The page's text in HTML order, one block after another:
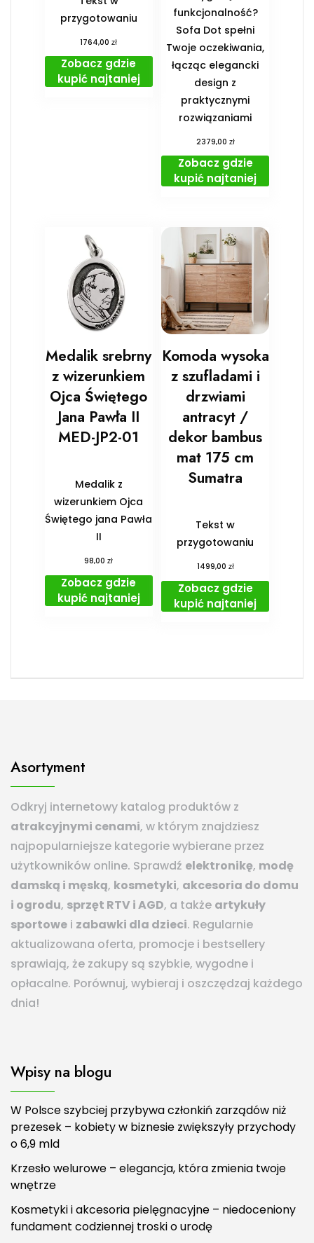
przygotowaniu
1764,00zł
Zobacz gdzie
kupić najtaniej
funkcjonalność?
Sofa Dot spełni
Twoje oczekiwania,
łącząc elegancki
design z
praktycznymi
rozwiązaniami
2379,00 zł
Zobacz gdzie
kupić najtaniej
Medalik srebrny
z wizerunkiem
Ojca Świętego
Jana Pawła II
MED-JP2-01
Medalik z
wizerunkiem Ojca
Świętego jana Pawła
II
98,00zł
Zobacz gdzie
kupić najtaniej
Komoda wysoka
z szufladami i
drzwiami
antracyt /
dekor bambus
mat 175 cm
Sumatra
Tekst w
przygotowaniu
1499,00 zł
Zobacz gdzie
kupić najtaniej
Asortyment
Odkryj internetowy katalog produktów z
atrakcyjnymi cenami, w którym znajdziesz
najpopularniejsze kategorie wybierane przez
użytkowników online. Sprawdź elektronikę, modę
damską i męską, kosmetyki, akcesoria do domu
i ogrodu, sprzęt RTV i AGD, a także artykuły
sportowe i zabawki dla dzieci. Regularnie
aktualizowana oferta, promocje i bestsellery
sprawiają, że zakupy są szybkie, wygodne i
opłacalne. Porównuj, wybieraj i oszczędzaj każdego
dnia!
Wpisy na blogu
W Polsce szybciej przybywa członkiń zarządów niż
prezesek – kobiety w biznesie zwiększyły przychody
o 6,9 mld
Krzesło welurowe – elegancja, która zmienia twoje
wnętrze
Kosmetyki i akcesoria pielęgnacyjne – niedoceniony
fundament codziennej troski o urodę